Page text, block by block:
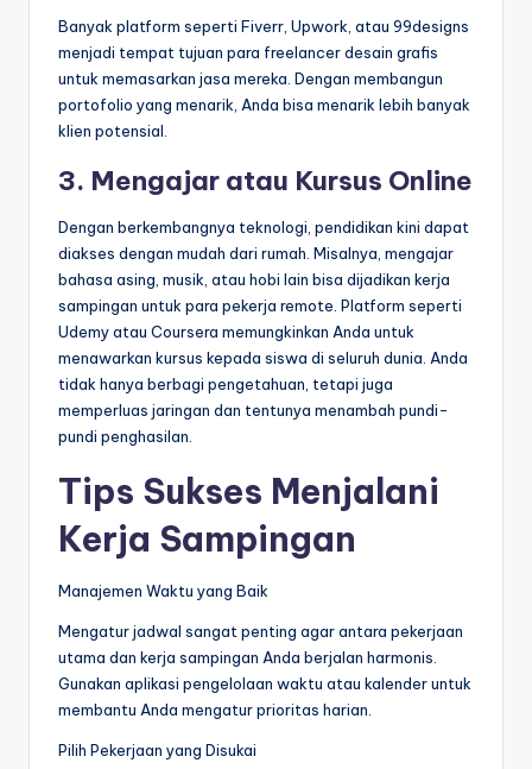
Banyak platform seperti Fiverr, Upwork, atau 99designs
menjadi tempat tujuan para freelancer desain grafis
untuk memasarkan jasa mereka. Dengan membangun
portofolio yang menarik, Anda bisa menarik lebih banyak
klien potensial.
3. Mengajar atau Kursus Online
Dengan berkembangnya teknologi, pendidikan kini dapat
diakses dengan mudah dari rumah. Misalnya, mengajar
bahasa asing, musik, atau hobi lain bisa dijadikan kerja
sampingan untuk para pekerja remote. Platform seperti
Udemy atau Coursera memungkinkan Anda untuk
menawarkan kursus kepada siswa di seluruh dunia. Anda
tidak hanya berbagi pengetahuan, tetapi juga
memperluas jaringan dan tentunya menambah pundi-
pundi penghasilan.
Tips Sukses Menjalani
Kerja Sampingan
Manajemen Waktu yang Baik
Mengatur jadwal sangat penting agar antara pekerjaan
utama dan kerja sampingan Anda berjalan harmonis.
Gunakan aplikasi pengelolaan waktu atau kalender untuk
membantu Anda mengatur prioritas harian.
Pilih Pekerjaan yang Disukai